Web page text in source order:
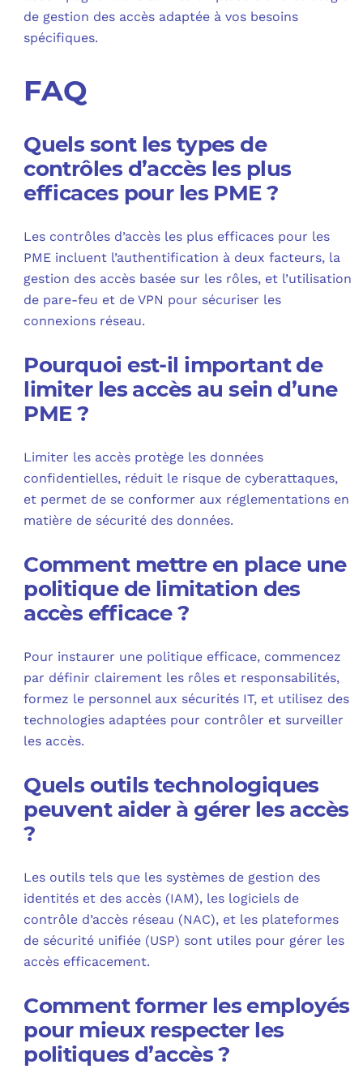
de gestion des accès adaptée à vos besoins
spécifiques.
FAQ
Quels sont les types de
contrôles d’accès les plus
efficaces pour les PME ?
Les contrôles d’accès les plus efficaces pour les
PME incluent l’authentification à deux facteurs, la
gestion des accès basée sur les rôles, et l’utilisation
de pare-feu et de VPN pour sécuriser les
connexions réseau.
Pourquoi est-il important de
limiter les accès au sein d’une
PME ?
Limiter les accès protège les données
confidentielles, réduit le risque de cyberattaques,
et permet de se conformer aux réglementations en
matière de sécurité des données.
Comment mettre en place une
politique de limitation des
accès efficace ?
Pour instaurer une politique efficace, commencez
par définir clairement les rôles et responsabilités,
formez le personnel aux sécurités IT, et utilisez des
technologies adaptées pour contrôler et surveiller
les accès.
Quels outils technologiques
peuvent aider à gérer les accès
?
Les outils tels que les systèmes de gestion des
identités et des accès (IAM), les logiciels de
contrôle d’accès réseau (NAC), et les plateformes
de sécurité unifiée (USP) sont utiles pour gérer les
accès efficacement.
Comment former les employés
pour mieux respecter les
politiques d’accès ?